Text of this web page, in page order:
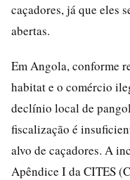
caçadores, já que eles
abertas.
Em Angola, conforme
habitat e o comércio
declínio local de
fiscalização é
alvo de caçadores. A
Apêndice I da CITES